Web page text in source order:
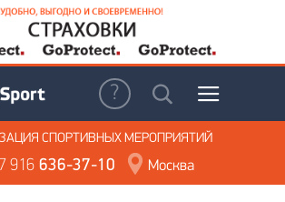
СПОРТИВНЫХ МЕРОПРИЯТИЙ
916636-37-10 Москва